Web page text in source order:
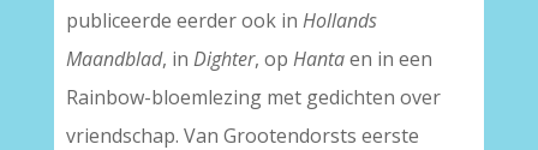
publiceerde eerder ook in Hollands
Maandblad, in Dighter, op Hantaen in een
Rainbow-bloemlezing met gedichten over
vriendschap. Van Grootendorsts eerste